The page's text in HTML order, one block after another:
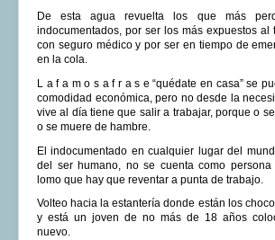
De esta agua revuelta los que más
indocumentados, por ser los más expuestos al
con seguro médico y por ser en tiempo de
en la cola.
L a f a m o s a f r a s e “quédate en casa” se
comodidad económica, pero no desde la
vive al día tiene que salir a trabajar, porque o
o se muere de hambre.
El indocumentado en cualquier lugar del
del ser humano, no se cuenta como
lomo que hay que reventar a punta de trabajo.
Volteo hacia la estantería donde están los
y está un joven de no más de 18 años
nuevo.